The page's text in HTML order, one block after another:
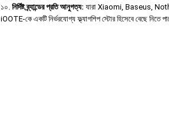
১০. নির্দিষ্ট ব্র্যান্ডের প্রতি আনুগত্য: যারা Xiaomi, Baseus,
iOOTE-কে একটি নির্ভরযোগ্য ফ্ল্যাগশিপ স্টোর হিসেবে বেছে নিতে